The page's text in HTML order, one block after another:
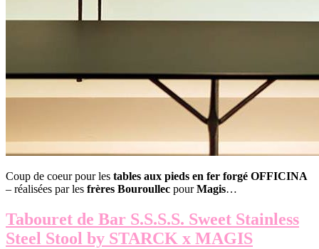
Coup de coeur pour les tables aux pieds en fer forgé OFFICINA
– réalisées par les frères Bouroullec pourMagis…
Tabouret de Bar S.S.S.S. Sweet Stainless
Steel Stool by STARCK x MAGIS